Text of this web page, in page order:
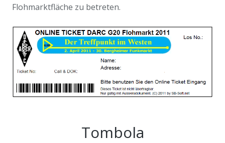
Flohmarktfläche zu betreten.
Tombola